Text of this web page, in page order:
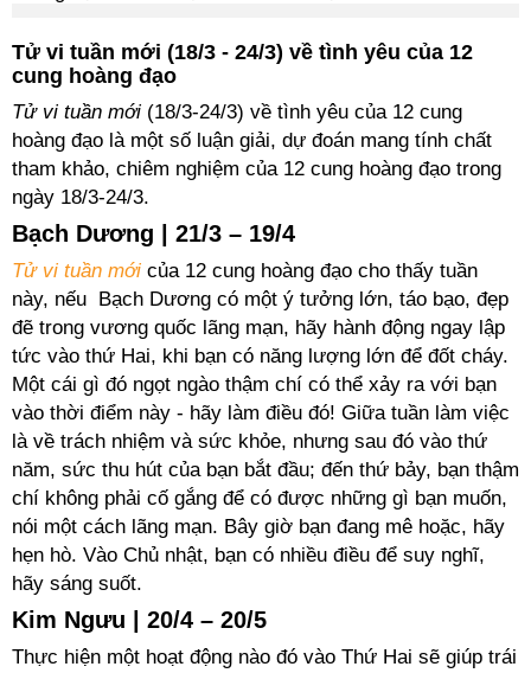
Tử vi tuần mới (18/3 - 24/3) về tình yêu của 12
cung hoàng đạo
Tử vi tuần mới (18/3-24/3) về tình yêu của 12 cung
hoàng đạo là một số luận giải, dự đoán mang tính chất
tham khảo, chiêm nghiệm của 12 cung hoàng đạo trong
ngày 18/3-24/3.
Bạch Dương | 21/3 – 19/4
Tử vi tuần mới của 12 cung hoàng đạo cho thấy tuần
này, nếu Bạch Dương có một ý tưởng lớn, táo bạo, đẹp
đẽ trong vương quốc lãng mạn, hãy hành động ngay lập
tức vào thứ Hai, khi bạn có năng lượng lớn để đốt cháy.
Một cái gì đó ngọt ngào thậm chí có thể xảy ra với bạn
vào thời điểm này - hãy làm điều đó! Giữa tuần làm việc
là về trách nhiệm và sức khỏe, nhưng sau đó vào thứ
năm, sức thu hút của bạn bắt đầu; đến thứ bảy, bạn thậm
chí không phải cố gắng để có được những gì bạn muốn,
nói một cách lãng mạn. Bây giờ bạn đang mê hoặc, hãy
hẹn hò. Vào Chủ nhật, bạn có nhiều điều để suy nghĩ,
hãy sáng suốt.
Kim Ngưu | 20/4 – 20/5
Thực hiện một hoạt động nào đó vào Thứ Hai sẽ giúp trái